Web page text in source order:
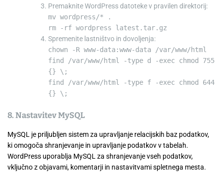
Premaknite WordPress datoteke v pravilen direktorij:
mv wordpress/* .
rm -rf wordpress latest.tar.gz
Spremenite lastništvo in dovoljenja:
chown -R www-data:www-data /var/www/html
find /var/www/html -type d -exec chmod
755
{} \;
find /var/www/html -type f -exec chmod
644
{} \;
8. Nastavitev MySQL
MySQL je priljubljen sistem za upravljanje relacijskih baz podatkov,
ki omogoča shranjevanje in upravljanje podatkov v tabelah.
WordPress uporablja MySQL za shranjevanje vseh podatkov,
vključno z objavami, komentarji in nastavitvami spletnega mesta.